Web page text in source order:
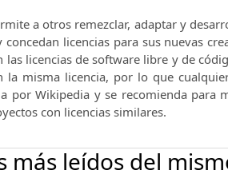
a otros remezclar, adaptar y
concedan licencias para sus nuevas
las licencias de software libre y de
la misma licencia, por lo que
por Wikipedia y se recomienda para
con licencias similares.
más leídos del